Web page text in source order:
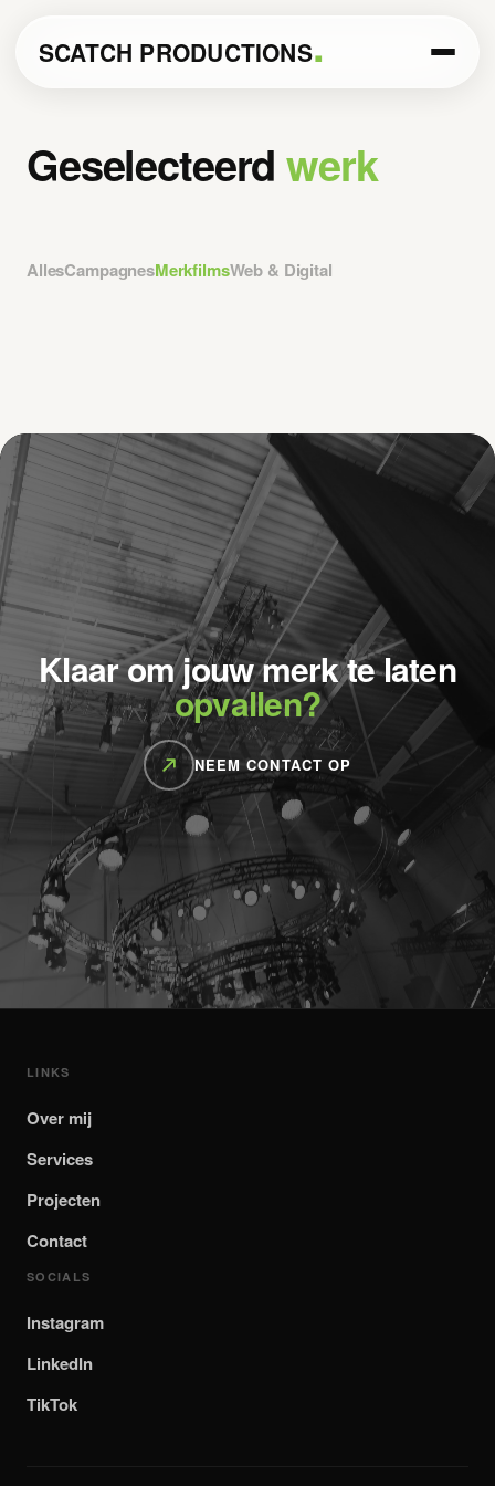
SCATCH PRODUCTIONS.
Geselecteerdwerk
AllesCampagnesMerkfilmsWeb & Digital
Klaar om jouw merk te laten
opvallen?
NEEM CONTACT OP
LINKS
Over mij
Services
Projecten
Contact
SOCIALS
Instagram
LinkedIn
TikTok